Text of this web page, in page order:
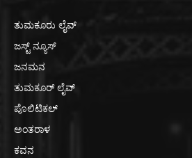
ತುಮಕೂರು ಲೈವ್
ಜಸ್ಟ್ ನ್ಯೂಸ್
ಜನಮನ
ತುಮಕೂರ್ ಲೈವ್
ಪೊಲಿಟಿಕಲ್
ಅಂತರಾಳ
ಕವನ